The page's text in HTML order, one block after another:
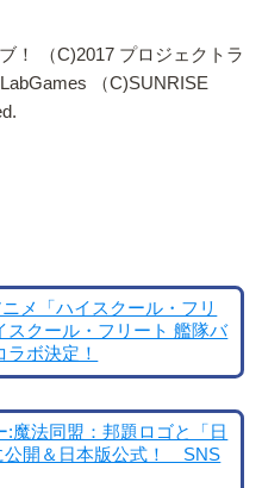
！ （C)2017 プロジェクトラ
（C)SUNRISE
メ「ハイスクール・フリ
スクール・フリート 艦隊バ
ボ決定！
:魔法同盟：邦題ロゴと「日
公開＆日本版公式！ SNS